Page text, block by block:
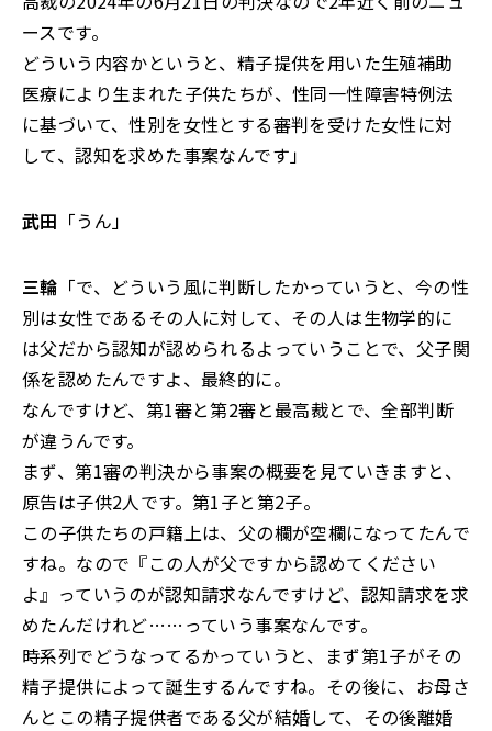
ースです。
どういう内容かというと、精子提供を用いた生殖補助
医療により生まれた子供たちが、性同一性障害特例法
に基づいて、性別を女性とする審判を受けた女性に対
して、認知を求めた事案なんです」
武田 「うん」
三輪 「で、どういう風に判断したかっていうと、今の性
別は女性であるその人に対して、その人は生物学的に
は父だから認知が認められるよっていうことで、父子関
係を認めたんですよ、最終的に。
なんですけど、第1審と第2審と最高裁とで、全部判断
が違うんです。
まず、第1審の判決から事案の概要を見ていきますと、
原告は子供2人です。第1子と第2子。
この子供たちの戸籍上は、父の欄が空欄になってたんで
すね。なので『この人が父ですから認めてください
よ』っていうのが認知請求なんですけど、認知請求を求
めたんだけれど……っていう事案なんです。
時系列でどうなってるかっていうと、まず第1子がその
精子提供によって誕生するんですね。その後に、お母さ
んとこの精子提供者である父が結婚して、その後離婚